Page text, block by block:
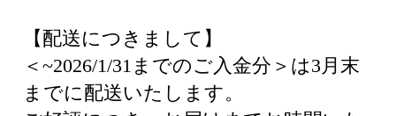
【配送につきまして】
＜~2026/1/31までのご入金分＞は3月末
までに配送いたします。